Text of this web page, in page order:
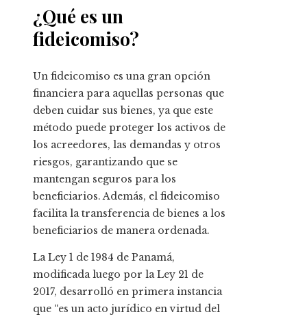
¿Qué es un
fideicomiso?
Un fideicomiso es una gran opción
financiera para aquellas personas que
deben cuidar sus bienes, ya que este
método puede proteger los activos de
los acreedores, las demandas y otros
riesgos, garantizando que se
mantengan seguros para los
beneficiarios. Además, el fideicomiso
facilita la transferencia de bienes a los
beneficiarios de manera ordenada.
La Ley 1 de 1984 de Panamá,
modificada luego por la Ley 21 de
2017, desarrolló en primera instancia
que “es un acto jurídico en virtud del